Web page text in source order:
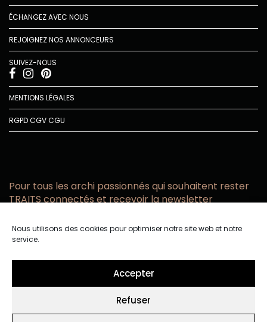
Nous utilisons des cookies pour optimiser notre site web et notre
service.
Accepter
Refuser
ÉCHANGEZ AVEC NOUS
REJOIGNEZ NOS ANNONCEURS
SUIVEZ-NOUS
MENTIONS LÉGALES
RGPDCGVCGU
Pour tous les archi passionnés qui souhaitent rester
TRAITS connectés et recevoir la newsletter
email
confidentialité.